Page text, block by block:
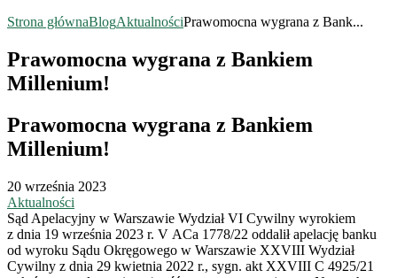
Strona głównaBlogAktualnościPrawomocna wygrana z Bank...
Prawomocna wygrana z Bankiem
Millenium!
Prawomocna wygrana z Bankiem
Millenium!
20 września 2023
Aktualności
Sąd Apelacyjny w Warszawie Wydział VI Cywilny wyrokiem
z dnia 19 września 2023 r. V ACa 1778/22 oddalił apelację banku
od wyroku Sądu Okręgowego w Warszawie XXVIII Wydział
Cywilny z dnia 29 kwietnia 2022 r., sygn. akt XXVIII C 4925/21